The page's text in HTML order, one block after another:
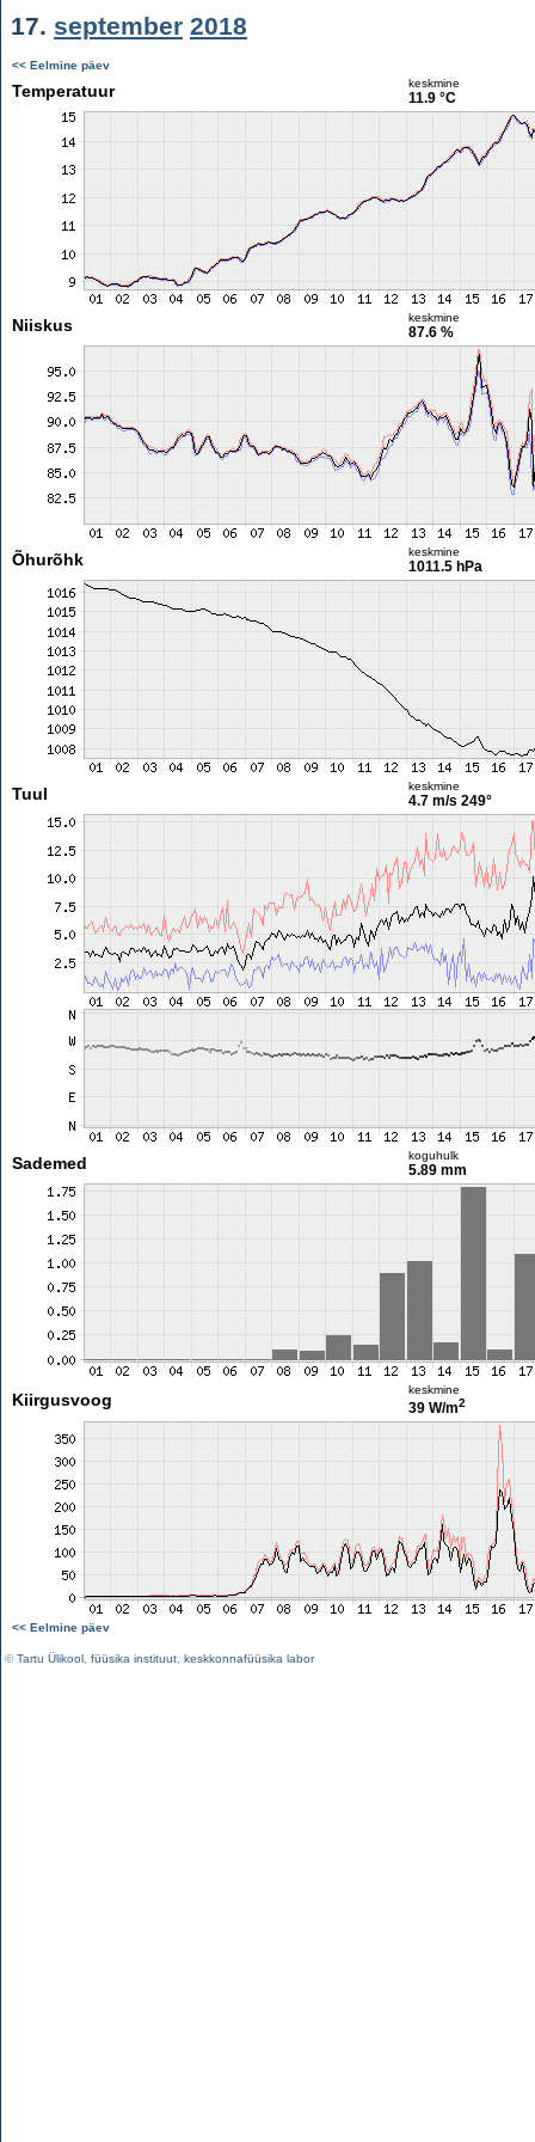
17. september 2018
<< Eelmine päev
Temperatuur keskmine
11.9 °C
Niiskus keskmine
87.6 %
Õhurõhk keskmine
1011.5 hPa
Tuul keskmine
4.7 m/s 249°
Sademed koguhulk
5.89 mm
Kiirgusvoog
keskmine
39 W/m2
<< Eelmine päev
©Tartu Ülikool füüsika instituut keskkonnafüüsika labor